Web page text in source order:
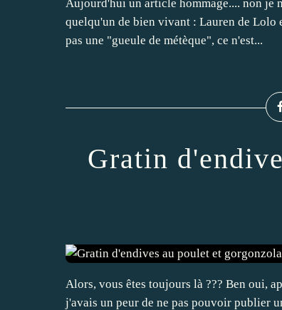
Aujourd'hui un article hommage.... non je
quelqu'un de bien vivant : Lauren de Lolo
pas une "gueule de métèque", ce n'est...
Gratin
Alors, vous êtes toujours là ??? Ben oui,
j'avais un peur de ne pas pouvoir publier